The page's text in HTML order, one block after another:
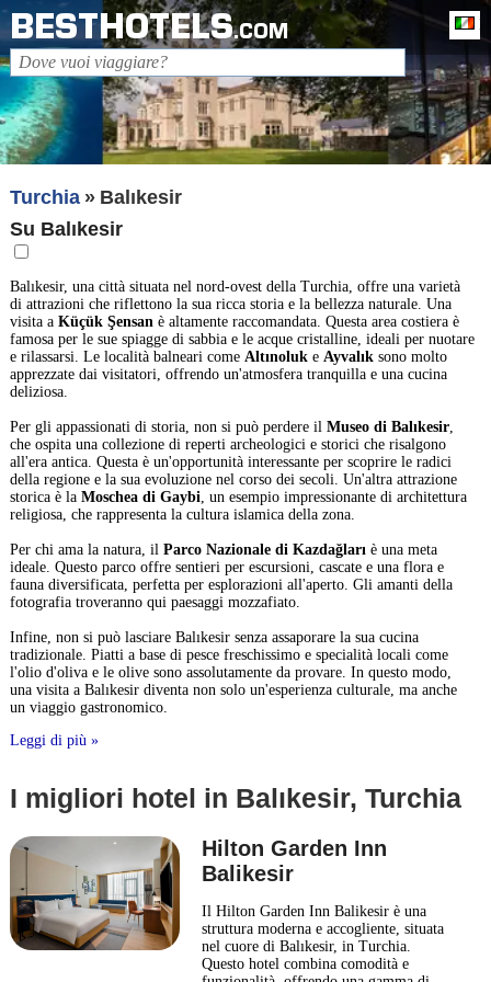
BESTHOTELS.COM
Turchia
Balıkesir
Su Balıkesir
Balıkesir, una città situata nel nord-ovest della Turchia, offre una varietà
di attrazioni che riflettono la sua ricca storia e la bellezza naturale. Una
visita a Küçük Şensanè altamente raccomandata. Questa area costiera è
famosa per le sue spiagge di sabbia e le acque cristalline, ideali per nuotare
e rilassarsi. Le località balneari come Altınoluke Ayvalıksono molto
apprezzate dai visitatori, offrendo un'atmosfera tranquilla e una cucina
deliziosa.
Per gli appassionati di storia, non si può perdere il Museo di Balıkesir,
che ospita una collezione di reperti archeologici e storici che risalgono
all'era antica. Questa è un'opportunità interessante per scoprire le radici
della regione e la sua evoluzione nel corso dei secoli. Un'altra attrazione
storica è la Moschea di Gaybi, un esempio impressionante di architettura
religiosa, che rappresenta la cultura islamica della zona.
Per chi ama la natura, il Parco Nazionale di Kazdağlarıè una meta
ideale. Questo parco offre sentieri per escursioni, cascate e una flora e
fauna diversificata, perfetta per esplorazioni all'aperto. Gli amanti della
fotografia troveranno qui paesaggi mozzafiato.
Infine, non si può lasciare Balıkesir senza assaporare la sua cucina
tradizionale. Piatti a base di pesce freschissimo e specialità locali come
l'olio d'oliva e le olive sono assolutamente da provare. In questo modo,
una visita a Balıkesir diventa non solo un'esperienza culturale, ma anche
un viaggio gastronomico.
Leggi di più »
I migliori hotel in Balıkesir, Turchia
Hilton Garden Inn
Balikesir
Il Hilton Garden Inn Balikesir è una
struttura moderna e accogliente, situata
nel cuore di Balıkesir, in Turchia.
Questo hotel combina comodità e